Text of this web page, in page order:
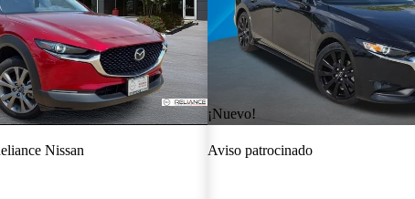
Nissan
¡Nuevo!
Aviso patrocinado